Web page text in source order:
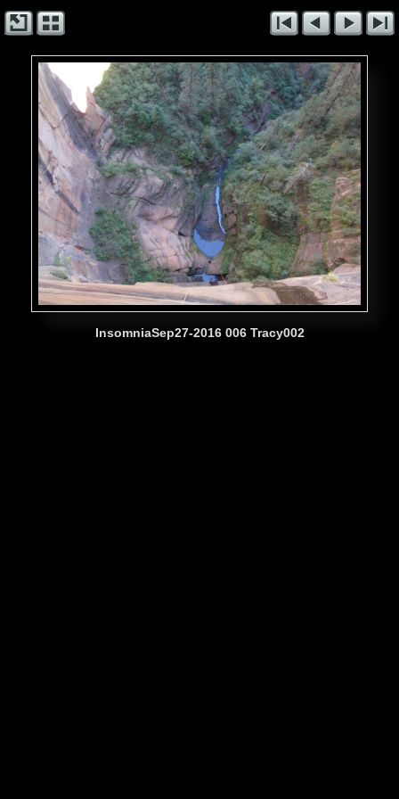
InsomniaSep27-2016 006 Tracy002